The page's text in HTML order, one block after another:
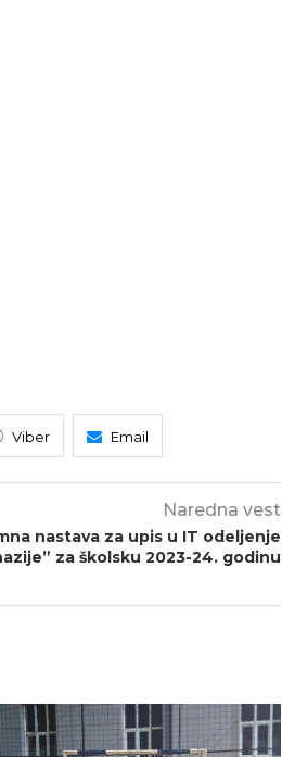
Viber Email
Naredna vest
nastava za upis u IT odeljenje
za školsku 2023-24. godinu